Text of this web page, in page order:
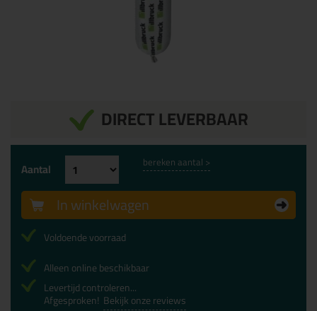
DIRECT LEVERBAAR
Aantal bereken aantal >
In winkelwagen
Voldoende voorraad
Alleen online beschikbaar
Levertijd controleren...
Afgesproken! Bekijk onze reviews